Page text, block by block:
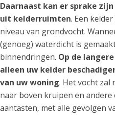
Daarnaast kan er sprake
uit kelderruimten. Een
niveau van grondvocht.
(genoeg) waterdicht is
binnendringen. Op de
alleen uw kelder
van uw woning. Het vocht zal
naar boven kruipen en andere
aantasten, met alle gevolgen